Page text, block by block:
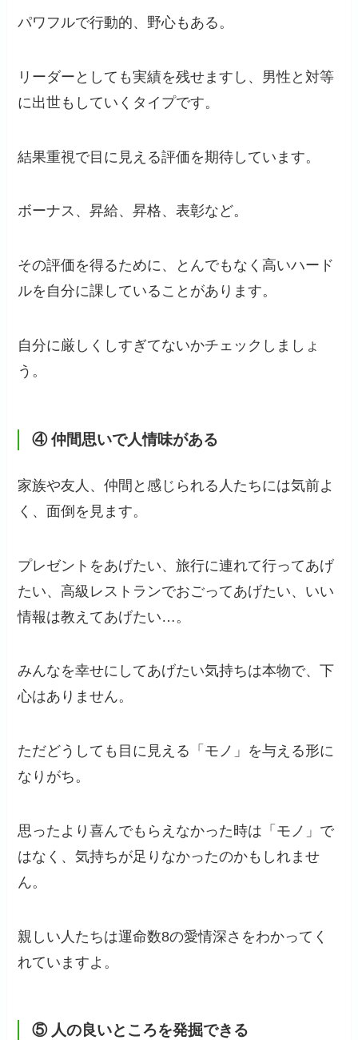
パワフルで行動的、野心もある。
リーダーとしても実績を残せますし、男性と対等
に出世もしていくタイプです。
結果重視で目に見える評価を期待しています。
ボーナス、昇給、昇格、表彰など。
その評価を得るために、とんでもなく高いハード
ルを自分に課していることがあります。
自分に厳しくしすぎてないかチェックしましょ
う。
④ 仲間思いで人情味がある
家族や友人、仲間と感じられる人たちには気前よ
く、面倒を見ます。
プレゼントをあげたい、旅行に連れて行ってあげ
たい、高級レストランでおごってあげたい、いい
情報は教えてあげたい…。
みんなを幸せにしてあげたい気持ちは本物で、下
心はありません。
ただどうしても目に見える「モノ」を与える形に
なりがち。
思ったより喜んでもらえなかった時は「モノ」で
はなく、気持ちが足りなかったのかもしれませ
ん。
親しい人たちは運命数8の愛情深さをわかってく
れていますよ。
⑤ 人の良いところを発掘できる